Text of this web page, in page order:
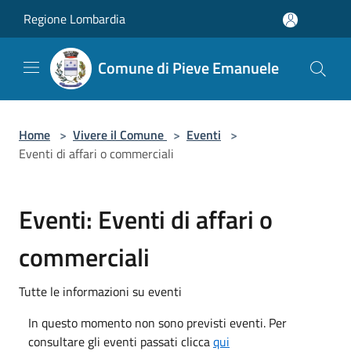
Regione Lombardia
Comune di Pieve Emanuele
Home > Vivere il Comune > Eventi >
Eventi di affari o commerciali
Eventi: Eventi di affari o
commerciali
Tutte le informazioni su eventi
In questo momento non sono previsti eventi. Per
consultare gli eventi passati cliccaqui